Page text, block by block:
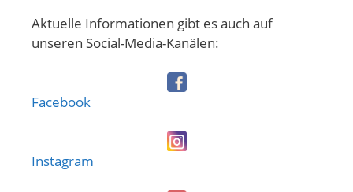
Aktuelle Informationen gibt es auch auf
unseren Social-Media-Kanälen:
Facebook
Instagram